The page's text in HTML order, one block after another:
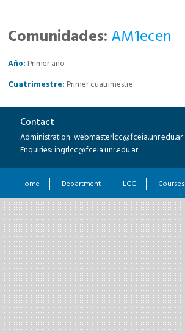
Comunidades:AM1ecen
Año: Primer año
Cuatrimestre: Primer cuatrimestre
Contact
Administration: webmasterlcc@fceia.unr.edu.ar
Enquiries: ingrlcc@fceia.unr.edu.ar
Home Department LCC Courses